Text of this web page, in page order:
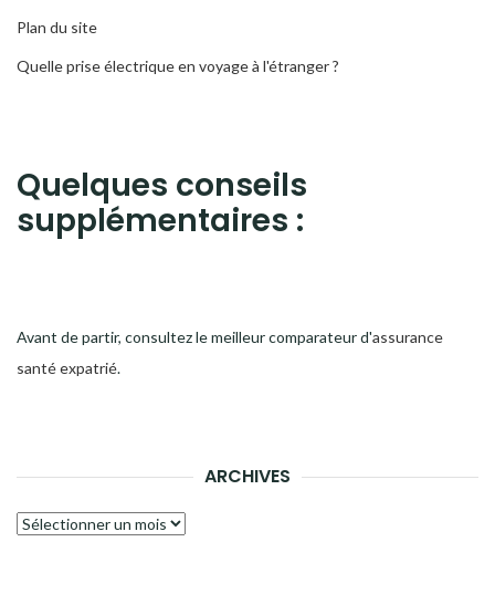
Plan du site
Quelle prise électrique en voyage à l'étranger ?
Quelques conseils
supplémentaires :
Avant de partir, consultez le meilleur comparateur d'assurance
santé expatrié.
ARCHIVES
Archives